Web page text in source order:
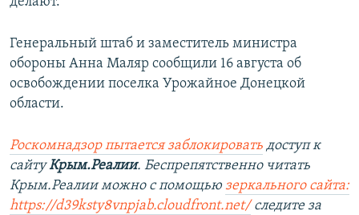
Генеральный штаб и заместитель министра
обороны Анна Маляр сообщили 16 августа об
освобождении поселка Урожайное Донецкой
области.
Роскомнадзор пытается заблокировать доступ к
сайтуКрым.Реалии. Беспрепятственно читать
Крым.Реалии можно с помощью зеркального сайта:
https://d39ksty8vnpjab.cloudfront.net/следите за